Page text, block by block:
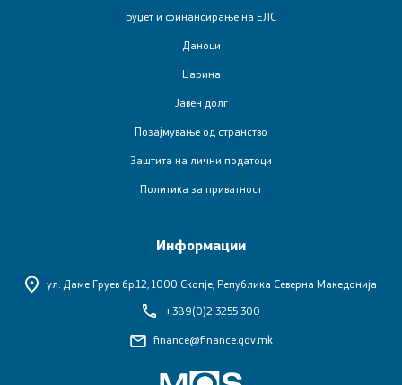
Слободен пристап до информации од јавен карактер
Заштита на укажувачи
Листа на вработени
Вработувања
Буџет и финансирање на ЕЛС
Даноци
Царина
Јавен долг
Позајмување од странство
Заштита на лични податоци
Политика за приватност
Информации
ул. Даме Груев бр.12, 1000 Скопје, Република Северна Македонија
+389(0)2 3255 300
finance@finance.gov.mk